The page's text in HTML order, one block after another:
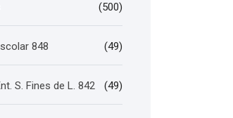
(500)
848 (49)
S. Fines de L. 842 (49)